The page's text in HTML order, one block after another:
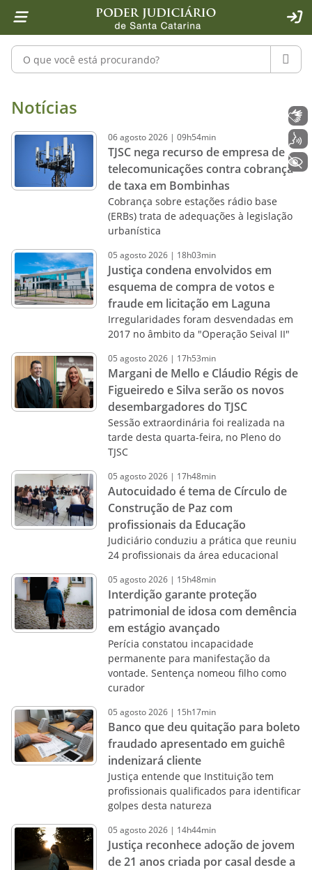
1 Ir para o conteúdo
2 Ir para a ferramenta de acessibilidade - Rybená
4 Ir para o menu principal
5 Ir para a pesquisa
6 Ir para o rodapé
7 Ir para a página inicial
Pesquisar no portal
Notícias - Imprensa - Poder
Notícias
06agosto2026 | 09h54min
TJSC nega recurso de empresa de
telecomunicações contra cobrança
de taxa em Bombinhas
Cobrança sobre estações rádio base
(ERBs) trata de adequações à legislação
urbanística
05 agosto2026 | 18h03min
Justiça condena envolvidos em
esquema de compra de votos e
fraude em licitação em Laguna
Irregularidades foram desvendadas em
2017 no âmbito da "Operação Seival II"
05 agosto2026 | 17h53min
Margani de Mello e Cláudio Régis de
Figueiredo e Silva serão os novos
desembargadores do TJSC
Sessão extraordinária foi realizada na
tarde desta quarta-feira, no Pleno do
TJSC
05 agosto2026 | 17h48min
Autocuidado é tema de Círculo de
Construção de Paz com
profissionais da Educação
Judiciário conduziu a prática que reuniu
24 profissionais da área educacional
05 agosto2026 | 15h48min
Interdição garante proteção
patrimonial de idosa com demência
em estágio avançado
Perícia constatou incapacidade
permanente para manifestação da
vontade. Sentença nomeou filho como
curador
05 agosto2026 | 15h17min
Banco que deu quitação para boleto
fraudado apresentado em guichê
indenizará cliente
Justiça entende que Instituição tem
profissionais qualificados para identificar
golpes desta natureza
05 agosto2026 | 14h44min
Justiça reconhece adoção de jovem
de 21 anos criada por casal desde a
+ Acessibilidade